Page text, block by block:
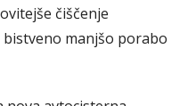
čiščenje
manjšo porabo